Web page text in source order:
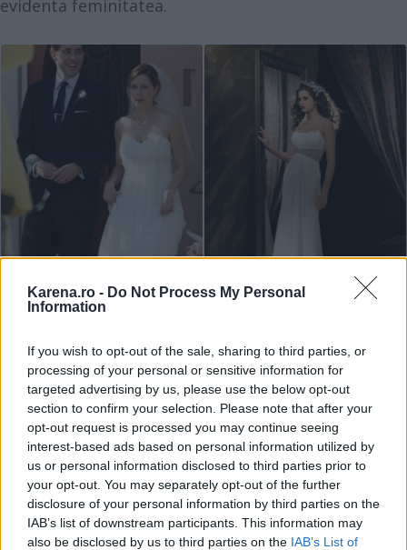
Karena.ro - Do Not Process My Personal
Information
If you wish to opt-out of the sale, sharing to third parties, or
processing of your personal or sensitive information for
targeted advertising by us, please use the below opt-out
section to confirm your selection. Please note that after your
opt-out request is processed you may continue seeing
interest-based ads based on personal information utilized by
us or personal information disclosed to third parties prior to
your opt-out. You may separately opt-out of the further
disclosure of your personal information by third parties on the
IAB’s list of downstream participants. This information may
also be disclosed by us to third parties on the IAB’s List of
evidenta feminitatea.
6. LaLa Vasquez
LaLa Vasquezsi starul NBACarmelo Anthony
casatorit pe 10 iulie anul acesta. A purtat o creatie
Vera Wangdin organza. Clasica rochie alba este
alegerea potrivita in cazul in care te afli in
categoria femeilor ce prefera tinute clasice, usor
traditionaliste. Cu simplitatea unui astfel de model
fii sigura ca nu vei da gres.